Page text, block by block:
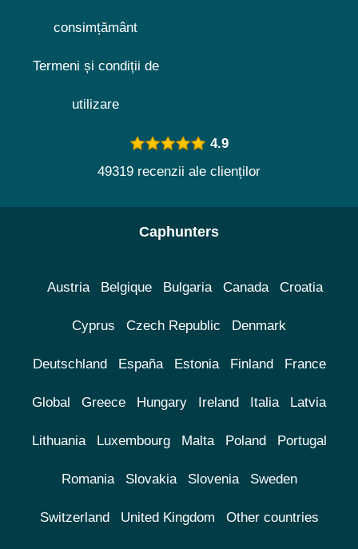
consimțământ
Termeni și condiții de
utilizare
4.9
49319 recenzii ale clienților
Caphunters
Austria Belgique Bulgaria Canada Croatia
Cyprus Czech Republic Denmark
Deutschland España Estonia Finland France
Global Greece Hungary Ireland Italia Latvia
Lithuania Luxembourg Malta Poland Portugal
Romania Slovakia Slovenia Sweden
Switzerland United Kingdom Other countries